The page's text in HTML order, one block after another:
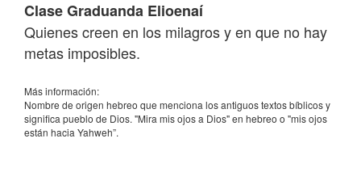
Clase Graduanda Elioenaí
Quienes creen en los milagros y en que no hay
metas imposibles.
Más información:
Nombre de origen hebreo que menciona los antiguos textos bíblicos y
significa pueblo de Dios. "Mira mis ojos a Dios" en hebreo o "mis ojos
están hacia Yahweh”.